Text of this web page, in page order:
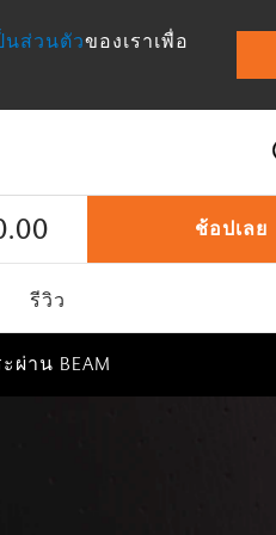
นส่วนตัวของเราเพื่อ
ช้อปเลย
รีวิว
าน BEAM
าน BEAM
าน BEAM